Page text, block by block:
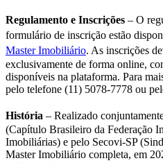
Regulamento e Inscrições – O
formulário de inscrição estão
Master Imobiliário. As inscrições
exclusivamente de forma online,
disponíveis na plataforma. Para
pelo telefone (11) 5078-7778 ou
História – Realizado
(Capítulo Brasileiro da Federação
Imobiliárias) e pelo Secovi-SP
Master Imobiliário completa, em